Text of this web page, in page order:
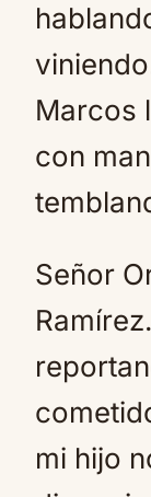
Marcos
con
Señor
mi hijo